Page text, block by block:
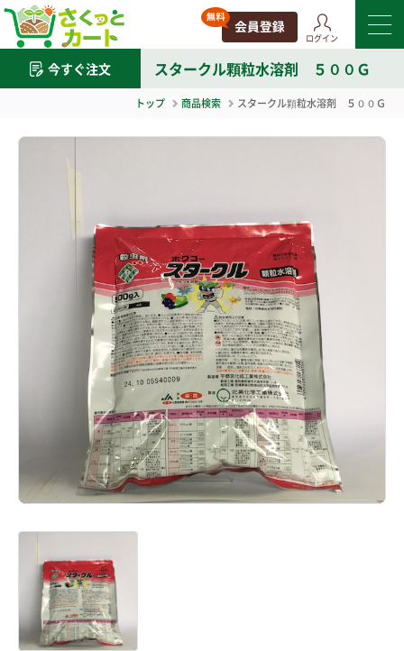
ログイン
今すぐ注文 スタークル顆粒水溶剤 ５００Ｇ
トップ 商品検索 スタークル顆粒水溶剤 ５００Ｇ